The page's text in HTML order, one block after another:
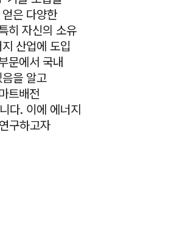
은 다양한
히 자신의 소유
산업에 도입
문에서 국내
을 알고
트배전
다. 이에 에너지
구하고자